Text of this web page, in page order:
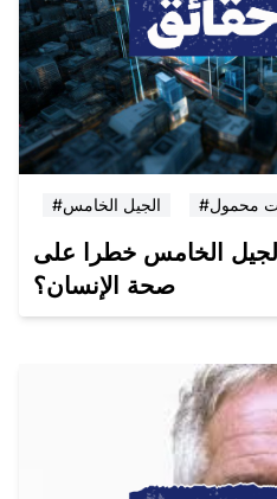
#الجيل الخامس محمول
الخامس خطرا على
صحة الإنسان؟